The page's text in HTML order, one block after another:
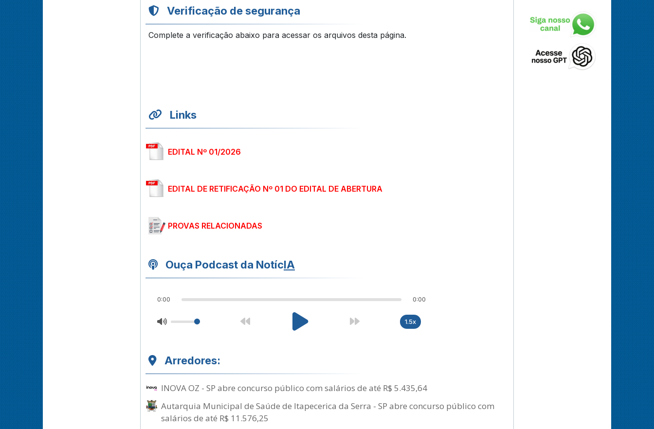
Verificação de segurança
Complete a verificação abaixo para acessar os arquivos desta página.
Links
EDITAL Nº 01/2026
EDITAL DE RETIFICAÇÃO Nº 01 DO EDITAL DE ABERTURA
PROVAS RELACIONADAS
Ouça Podcast da NotícIA
0:00 0:00
1.5x
Arredores:
INOVA OZ - SP abre concurso público com salários de até R$ 5.435,64
Autarquia Municipal de Saúde de Itapecerica da Serra - SP abre concurso público com
salários de até R$ 11.576,25